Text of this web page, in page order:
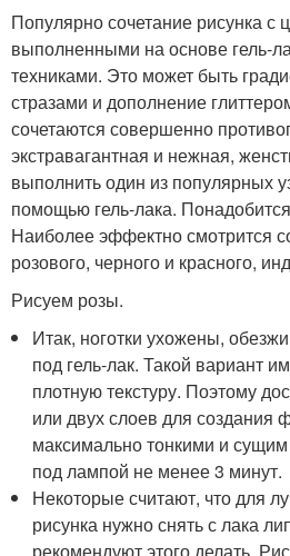
Популярно сочетание рисунка с
выполненными на основе гель-
техниками. Это может быть
стразами и дополнение
сочетаются совершенно
экстравагантная и нежная,
выполнить один из популярных
помощью гель-лака.
Наиболее эффектно смотрится
розового, черного и красного,
Рисуем розы.
Итак, ноготки ухожены,
под гель-лак. Такой вариант
плотную текстуру. Поэтому
или двух слоев для создания
максимально тонкими и
под лампой не менее 3 минут.
Некоторые считают, что для
рисунка нужно снять с лака
рекомендуют этого делать.